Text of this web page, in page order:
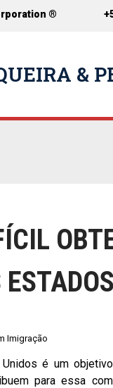
®
&
Imigração
é um
para essa